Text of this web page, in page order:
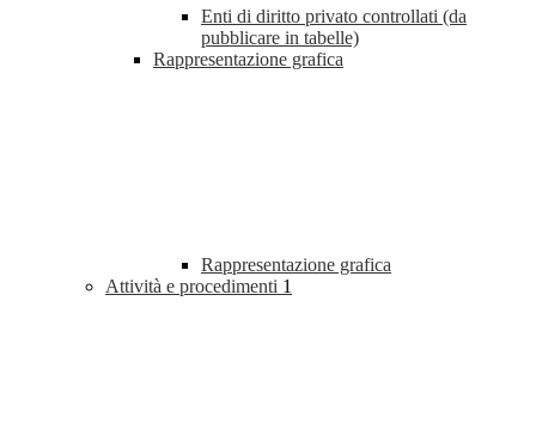
Enti di diritto privato controllati (da
pubblicare in tabelle)
Rappresentazione grafica
Rappresentazione grafica
Attività e procedimenti 1